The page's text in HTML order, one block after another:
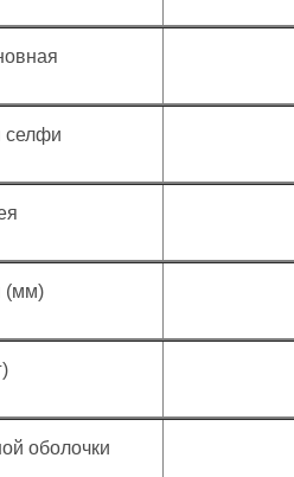
селфи
(мм)
оболочки